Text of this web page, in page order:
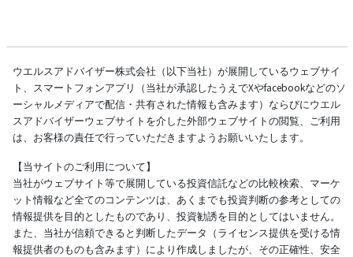
ウエルスアドバイザー株式会社（以下当社）が展開しているウェブサイ
ト、スマートフォンアプリ（当社が承認したうえでXやfacebookなどのソ
ーシャルメディアで配信・共有された情報も含みます）ならびにウエル
スアドバイザーウェブサイトを介した外部ウェブサイトの閲覧、ご利用
は、お客様の責任で行っていただきますようお願いいたします。
【当サイトのご利用について】
当社がウェブサイト等で展開している投資信託などの比較検索、マーケ
ット情報など全てのコンテンツは、あくまでも投資判断の参考としての
情報提供を目的としたものであり、投資勧誘を目的としてはいません。
また、当社が信頼できると判断したデータ（ライセンス提供を受ける情
報提供者のものも含みます）により作成しましたが、その正確性、安全